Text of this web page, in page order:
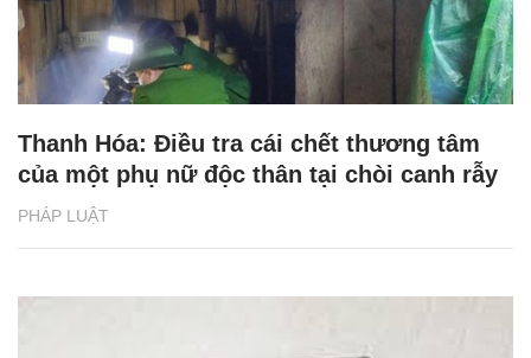
PHÁP LUẬT
Thanh Hóa: Điều tra cái chết thương tâm
của một phụ nữ độc thân tại chòi canh rẫy